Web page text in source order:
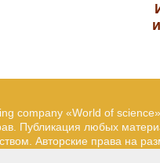
company «World of
Публикация любых
Авторские права на